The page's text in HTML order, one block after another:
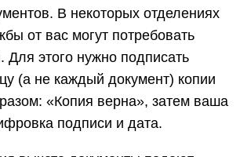
В некоторых отделениях
от вас могут потребовать
Для этого нужно подписать
(а не каждый документ) копии
«Копия верна», затем ваша
подписи и дата.